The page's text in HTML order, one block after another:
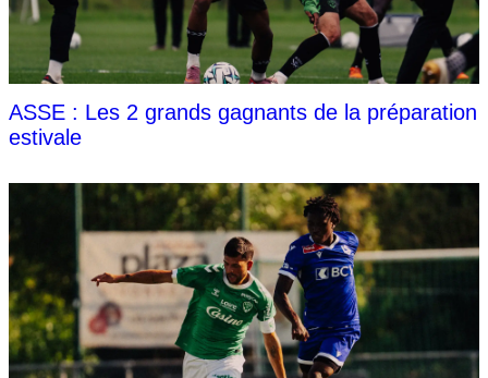
ASSE : Les 2 grands gagnants de la préparation
estivale